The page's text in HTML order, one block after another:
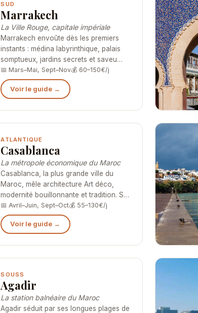
SUD
Marrakech
La Ville Rouge, capitale impériale
Marrakech envoûte dès les premiers
instants : médina labyrinthique, palais
somptueux, jardins secrets et saveu…
📅 Mars–Mai, Sept–Nov💰 60–150€/j
Voir le guide →
ATLANTIQUE
Casablanca
La métropole économique du Maroc
Casablanca, la plus grande ville du
Maroc, mêle architecture Art déco,
modernité bouillonnante et tradition. S…
📅 Avril–Juin, Sept–Oct💰 55–130€/j
Voir le guide →
SOUSS
Agadir
La station balnéaire du Maroc
Agadir séduit par ses longues plages de